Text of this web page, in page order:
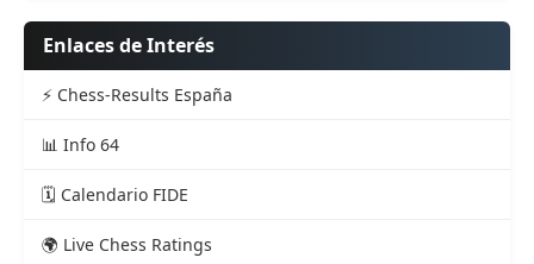
Enlaces de Interés
⚡ Chess-Results España
📊 Info 64
🗓️ Calendario FIDE
🌍 Live Chess Ratings